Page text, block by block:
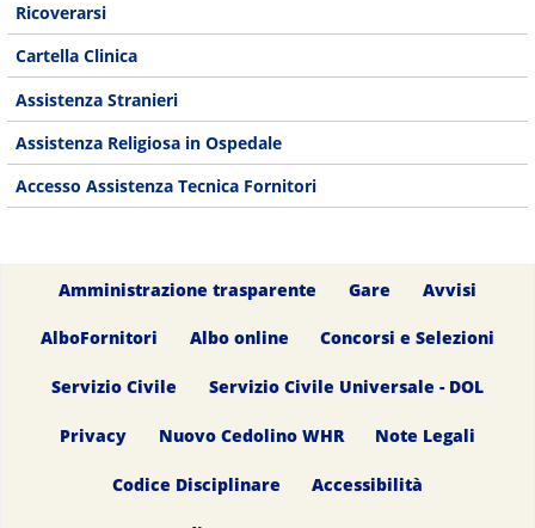
Ricoverarsi
Cartella Clinica
Assistenza Stranieri
Assistenza Religiosa in Ospedale
Accesso Assistenza Tecnica Fornitori
Amministrazione trasparente Gare Avvisi
AlboFornitori Albo online Concorsi e Selezioni
Servizio Civile Servizio Civile Universale - DOL
Privacy Nuovo Cedolino WHR Note Legali
Codice Disciplinare Accessibilità